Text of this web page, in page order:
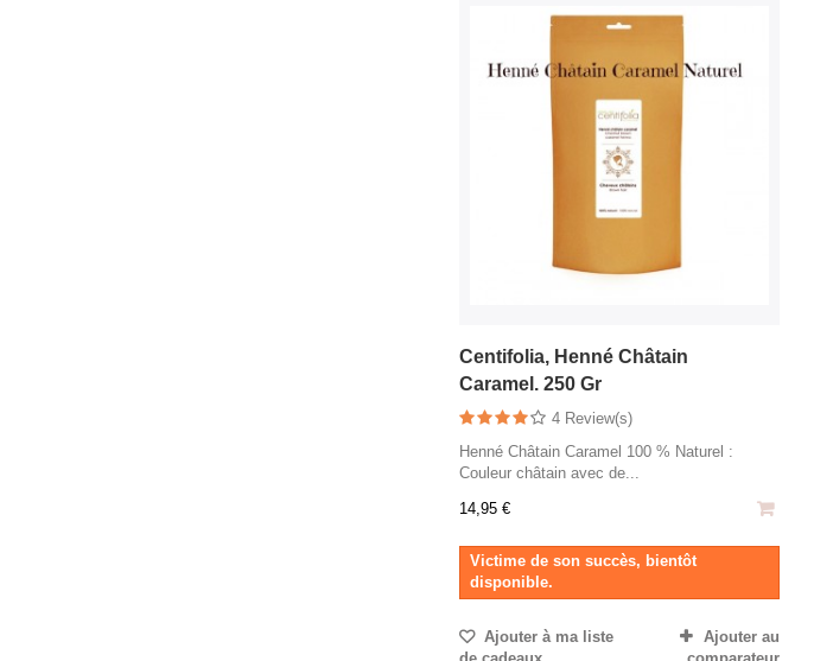
Centifolia, Henné Châtain
Caramel. 250 Gr
4 Review(s)
Henné Châtain Caramel 100 % Naturel :
Couleur châtain avec de...
14,95 €
Victime de son succès, bientôt
disponible.
Ajouter à ma liste
Ajouter au